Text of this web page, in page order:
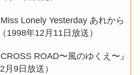
Miss Lonely Yesterday あれから
1998年12月11日放送）
CROSS ROAD〜風のゆくえ〜』
月9日放送）